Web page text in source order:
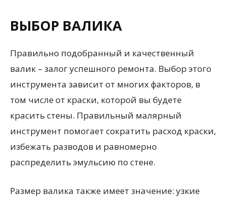
ВЫБОР ВАЛИКА
Правильно подобранный и качественный
валик – залог успешного ремонта. Выбор этого
инструмента зависит от многих факторов, в
том числе от краски, которой вы будете
красить стены. Правильный малярный
инструмент помогает сократить расход краски,
избежать разводов и равномерно
распределить эмульсию по стене.
Размер валика также имеет значение: узкие